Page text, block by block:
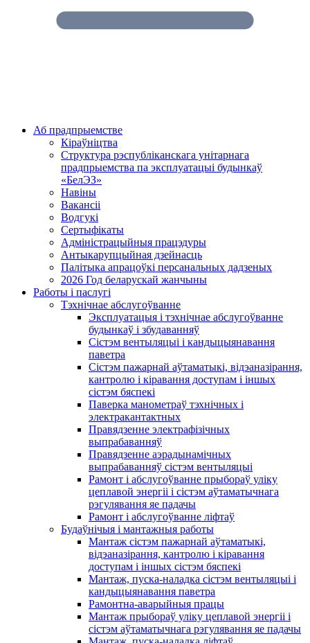
Аб прадпрыемстве
Кіраўніцтва
Структура рэспубліканскага унітарнага
прадпрыемства па эксплуатацыі будынкаў
«БелЭЗ»
Навіны
Вакансіі
Водгукі
Сертыфікаты
Адміністрацыйныя працэдуры
Антыкарупцыйная дзейнасць
Палітыка апрацоўкі персанальных дадзеных
2026 Год беларускай жанчыны
Работы і паслугі
Тэхнічнае абслугоўванне
Эксплуатацыя і тэхнічнае абслугоўванне
будынкаў і збудаванняў
Сістэм вентыляцыі і кандыцыянавання
паветра
Сістэм пажарнай аўтаматыкі, відэаназірання,
кантролю і кіравання доступам і іншых
сістэм бяспекі
Паверка манометраў тэхнічных і
электракантактных
Правядзенне электрафізічных
выпрабаванняў
Правядзенне аэрадынамічных
выпрабаванняў сістэм вентыляцыі
Рамонт і абслугоўванне прыбораў уліку
цеплавой энергіі і сістэм аўтаматычнага
рэгулявання яе падачы
Рамонт і абслугоўванне ліфтаў
Будаўнічыя і мантажныя работы
Мантаж сістэм пажарнай аўтаматыкі,
відэаназірання, кантролю і кіравання
доступам і іншых сістэм бяспекі
Мантаж, пуска-наладка сістэм вентыляцыі і
кандыцыянавання паветра
Рамонтна-аварыйныя працы
Мантаж прыбораў уліку цеплавой энергіі і
сістэм аўтаматычнага рэгулявання яе падачы